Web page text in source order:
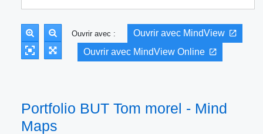
Ouvrir avec :
Ouvrir avec MindView
Ouvrir avec MindView Online
Portfolio BUT Tom morel - Mind
Maps